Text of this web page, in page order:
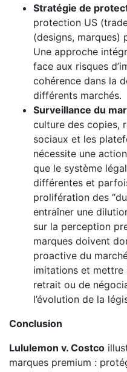
Stratégie de
protection US
(designs, marques)
Une approche
face aux risques
cohérence dans la
différents marchés.
Surveillance du
culture des copies,
sociaux et les
nécessite une
que le système
différentes et
prolifération des
entraîner une
sur la perception
marques doivent
proactive du
imitations et mettre
retrait ou de
l’évolution de la
Conclusion
Lululemon v. Costco
marques premium :